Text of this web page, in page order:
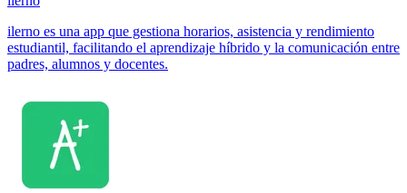
ilerno es una app que gestiona horarios, asistencia y rendimiento
estudiantil, facilitando el aprendizaje híbrido y la comunicación entre
padres, alumnos y docentes.